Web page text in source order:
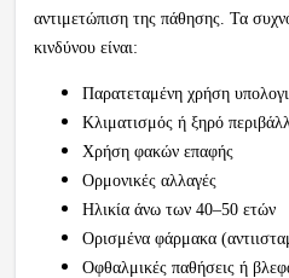
αντιμετώπιση της πάθησης. Τα
κινδύνου είναι:
Παρατεταμένη χρήση
Κλιματισμός ή ξηρό
Χρήση φακών επαφής
Ορμονικές αλλαγές
Ηλικία άνω των 40–50 ετών
Ορισμένα φάρμακα
Οφθαλμικές παθήσεις ή